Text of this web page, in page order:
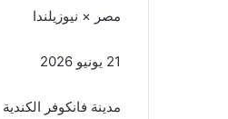
مصر × نيوزيلندا
21 يونيو 2026
مدينة فانكوفر الكندية